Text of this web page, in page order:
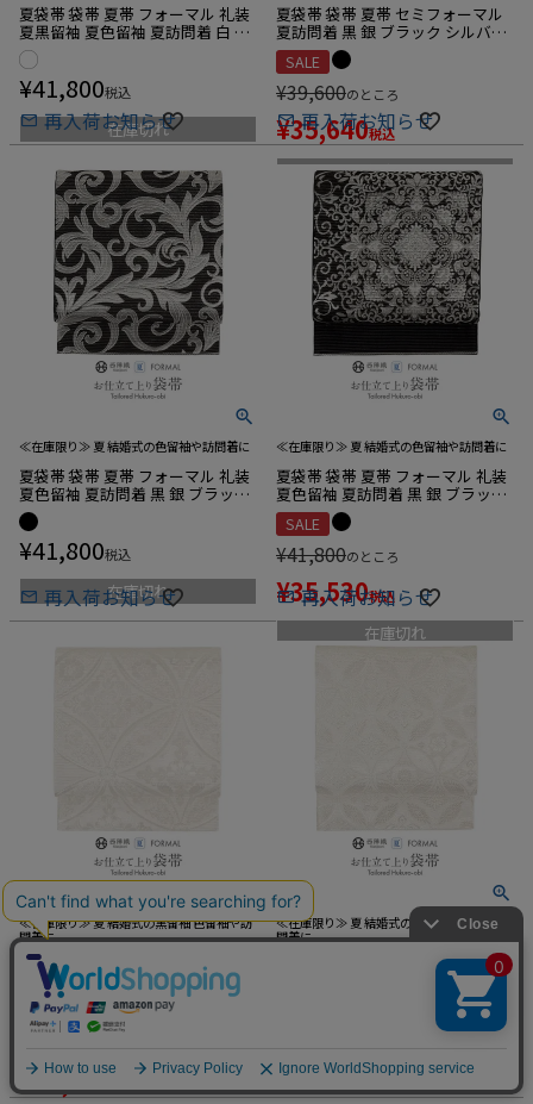
夏袋帯 袋帯 夏帯 フォーマル 礼装
夏黒留袖 夏色留袖 夏訪問着 白 銀
ホワイト シルバー アラベスク 絹
絽 佐々木織物 西陣織 仕立て上が
り 新品
¥41,800税込
在庫切れ
再入荷お知らせ
夏袋帯 袋帯 夏帯 セミフォーマル
夏訪問着 黒 銀 ブラック シルバー
葡萄 絹 絽 佐々木織物 西陣織 仕立
て上がり 新品
SALE
¥39,600のところ
¥35,640税込
在庫切れ
再入荷お知らせ
≪在庫限り≫ 夏 結婚式の色留袖や訪問着に
夏袋帯 袋帯 夏帯 フォーマル 礼装
夏色留袖 夏訪問着 黒 銀 ブラック
シルバー 唐草 絹 絽 佐々木織物 西
陣織 仕立て上がり 新品
¥41,800税込
在庫切れ
再入荷お知らせ
≪在庫限り≫ 夏 結婚式の色留袖や訪問着に
夏袋帯 袋帯 夏帯 フォーマル 礼装
夏色留袖 夏訪問着 黒 銀 ブラック
シルバー アラベスク 絹 絽 佐々木
織物 西陣織 仕立て上がり 新品
SALE
¥41,800のところ
¥35,530税込
在庫切れ
再入荷お知らせ
≪在庫限り≫ 夏 結婚式の黒留袖 色留袖や訪
問着に
夏袋帯 袋帯 夏帯 フォーマル 礼装
夏黒留袖 夏色留袖 夏訪問着 白 銀
ホワイト シルバー 七宝 華紋 絹 絽
佐々木織物 西陣織 仕立て上がり
新品
SALE
¥35,530税込
再入荷お知らせ
≪在庫限り≫ 夏 結婚式の黒留袖 色留袖や訪
問着に
夏袋帯 袋帯 夏帯 フォーマル 礼装
夏黒留袖 夏色留袖 夏訪問着 白 銀
ホワイト シルバー 七宝 華紋 絹 絽
佐々木織物 西陣織 仕立て上がり
在庫切れ
再入荷お知らせ